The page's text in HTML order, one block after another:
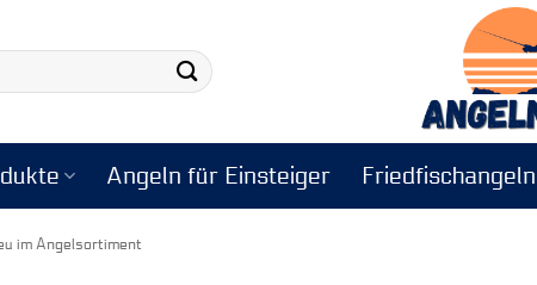
Angeln für Einsteiger Friedfischangeln
im Angelsortiment